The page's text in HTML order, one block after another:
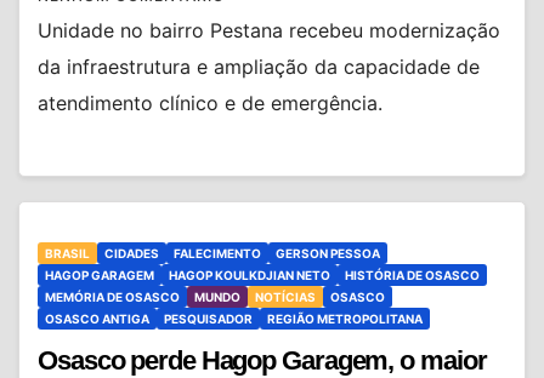
Unidade no bairro Pestana recebeu modernização
da infraestrutura e ampliação da capacidade de
atendimento clínico e de emergência.
BRASIL CIDADES FALECIMENTO
GERSON PESSOA
HAGOP GARAGEM
HAGOP KOULKDJIAN NETO
HISTÓRIA DE OSASCO
MEMÓRIA DE OSASCO
MUNDO NOTÍCIAS
OSASCO
OSASCO ANTIGA
PESQUISADOR REGIÃO METROPOLITANA
Osasco perde Hagop Garagem, o maior